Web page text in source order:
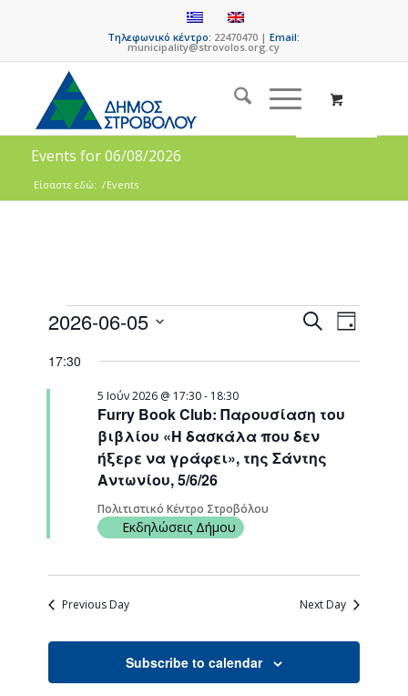
Τηλεφωνικό κέντρο: 22470470 |Email:
municipality@strovolos.org.cy
Events for 06/08/2026
Είσαστε εδώ: /Events
Events
Views
SearchEvent
Views
Day
2026-06-05
date.
17:30
Furry Book Club: Παρουσίαση του
βιβλίου «Η δασκάλα που δεν
ήξερε να γράφει», της Σάντης
Αντωνίου, 5/6/26
5 Ιούν 2026 @ 17:30- 18:30
Πολιτιστικό Κέντρο Στροβόλου
Εκδηλώσεις Δήμου
Previous Day Next Day
Subscribe to calendar